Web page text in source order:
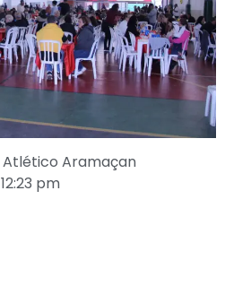
Atlético Aramaçan
12:23 pm